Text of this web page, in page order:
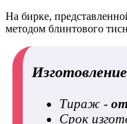
На бирке,
методом блинтового
Тираж -
Срок